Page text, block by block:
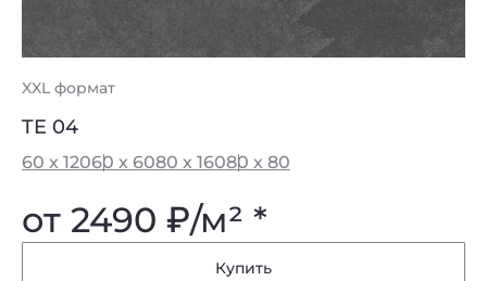
XXL формат
TE 04
60 x 12060 x 6080 x 16080 x 80
от 2490 ₽/м² *
Купить